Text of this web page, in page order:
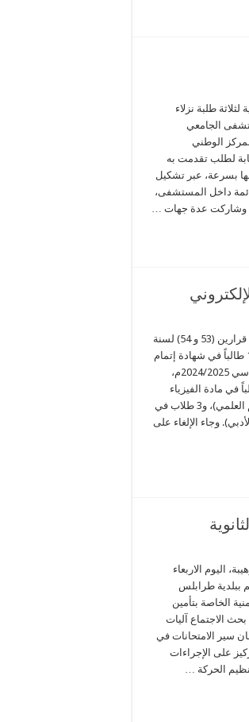
طلبة نزلاء
الجامعي
الوطني
لطلب تقدمت به
بسرعة، عبر تشكيل
داخل المستشفى،
. وشاركت عدة جهات …
أصدر المركز الوطني للامتحانات قرارين (53 و 54) لسنة
2025م، يقضيان بإلغاء امتحان 17 طالباً في شهادة إتمام
مرحلة التعليم الثانوي للعام الدراسي 2024/2025م،
وشمل القرار 14 طالباً في مادة الفيزياء
الكهربائية والمغناطيسية (القسم العلمي)، و3 طلاب في
وجاء الإلغاء على
اليوم الاربعاء
ببلدية طرابلس
الخاصة بتأمين
بحث الاجتماع آليات
سير الامتحانات في
على الإجراءات
الحركة …